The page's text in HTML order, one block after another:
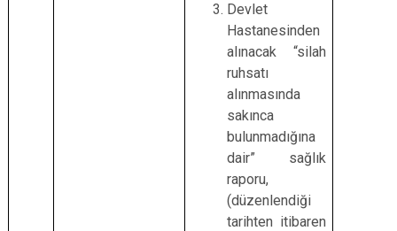
Devlet
Hastanesinden
alınacak “silah
ruhsatı
alınmasında
sakınca
bulunmadığına
dair” sağlık
raporu,
(düzenlendiği
tarihten itibaren